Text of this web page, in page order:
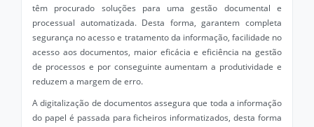
têm procurado soluções para uma gestão documental e
processual automatizada. Desta forma, garantem completa
segurança no acesso e tratamento da informação, facilidade no
acesso aos documentos, maior eficácia e eficiência na gestão
de processos e por conseguinte aumentam a produtividade e
reduzem a margem de erro.
A digitalização de documentos assegura que toda a informação
do papel é passada para ficheiros informatizados, desta forma